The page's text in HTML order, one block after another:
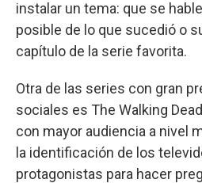
instalar un tema: que se
posible de lo que sucedió o
capítulo de la serie favorita.
Otra de las series con gran
sociales es The Walking
con mayor audiencia a nivel
la identificación de los
protagonistas para hacer